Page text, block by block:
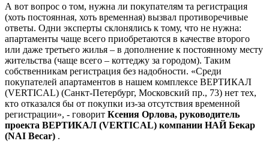
А вот вопрос о том, нужна ли покупателям та регистрация
(хоть постоянная, хоть временная) вызвал противоречивые
ответы. Одни эксперты склонялись к тому, что не нужна:
апартаменты чаще всего приобретаются в качестве второго
или даже третьего жилья – в дополнение к постоянному месту
жительства (чаще всего – коттеджу за городом). Таким
собственникам регистрация без надобности. «Среди
покупателей апартаментов в нашем комплексе ВЕРТИКАЛ
(VERTICAL) (Санкт-Петербург, Московский пр., 73) нет тех,
кто отказался бы от покупки из-за отсутствия временной
регистрации», - говорит Ксения Орлова, руководитель
проекта ВЕРТИКАЛ (VERTICAL) компании НАЙ Бекар
(NAI Becar) .